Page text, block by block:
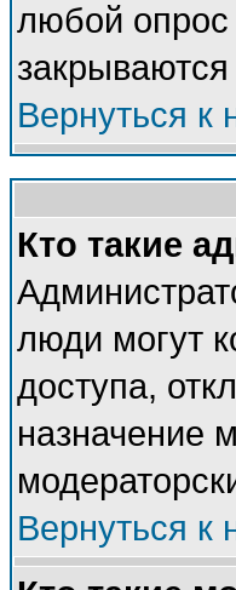
любой опрос
Вернуться к
Кто такие
люди могут
доступа,
назначение
Вернуться к